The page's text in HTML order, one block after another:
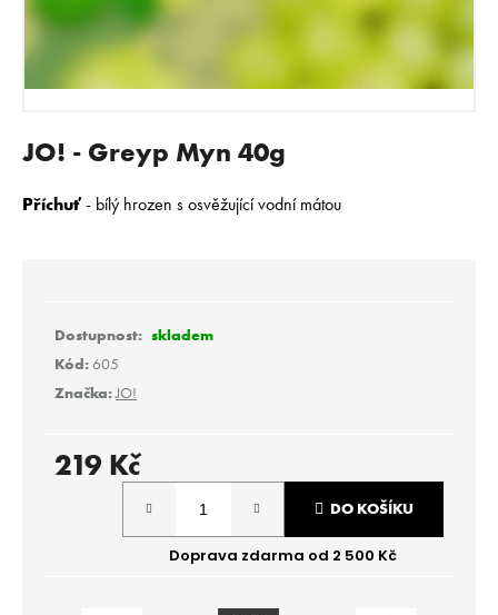
JO! - Greyp Myn 40g
Příchuť- bílý hrozen s osvěžující vodní mátou
skladem
Kód: 605
Značka:JO!
219 Kč
DO KOŠÍKU
N
A
J
T